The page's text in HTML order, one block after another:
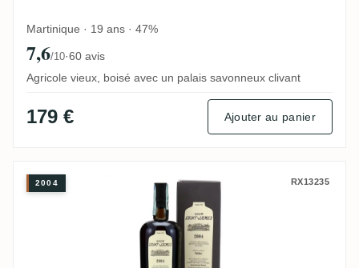
Martinique · 19 ans · 47%
7,6/10·60 avis
Agricole vieux, boisé avec un palais savonneux clivant
179 € Ajouter au panier
Velier Saint James Sélection exclusive
2004 RX13235